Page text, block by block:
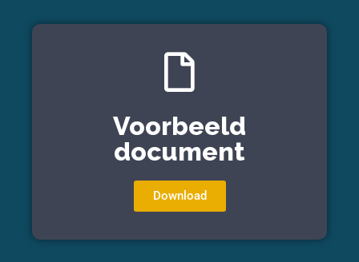
Voorbeeld
document
Download